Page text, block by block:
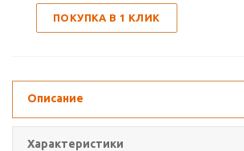
ПОКУПКА В 1 КЛИК
Описание
Характеристики